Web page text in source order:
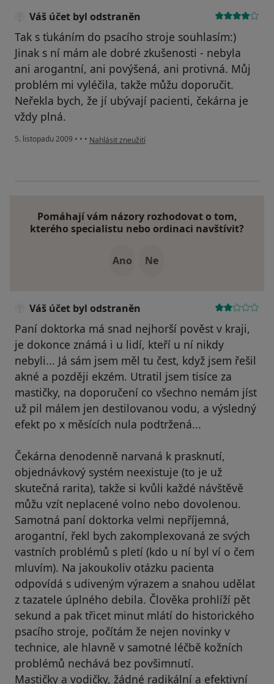
Váš účet byl odstraněn
Tak s ťukáním do psacího stroje souhlasím:)
Jinak s ní mám ale dobré zkušenosti - nebyla
ani arogantní, ani povýšená, ani protivná. Můj
problém mi vyléčila, takže můžu doporučit.
Neřekla bych, že jí ubývají pacienti, čekárna je
vždy plná.
5. listopadu 2009 • • • podle názoru uživatele Váš účet byl odstraněn
Nahlásit zneužití
Pomáhají vám názory rozhodovat o tom,
kterého specialistu nebo ordinaci navštívit?
Ano Ne
Váš účet byl odstraněn
Paní doktorka má snad nejhorší pověst v kraji,
je dokonce známá i u lidí, kteří u ní nikdy
nebyli... Já sám jsem měl tu čest, když jsem řešil
akné a později ekzém. Utratil jsem tisíce za
mastičky, na doporučení co všechno nemám jíst
už pil málem jen destilovanou vodu, a výsledný
efekt po x měsících nula podtržená...
Čekárna denodenně narvaná k prasknutí,
objednávkový systém neexistuje (to je už
skutečná rarita), takže si kvůli každé návštěvě
můžu vzít neplacené volno nebo dovolenou.
Samotná paní doktorka velmi nepříjemná,
arogantní, řekl bych zakomplexovaná ze svých
vastních problémů s pletí (kdo u ní byl ví o čem
mluvím). Na jakoukoliv otázku pacienta
odpovídá s udiveným výrazem a snahou udělat
z tazatele úplného debila. Člověka prohlíží pět
sekund a pak třicet minut mlátí do historického
psacího stroje, počítám že nejen novinky v
technice, ale hlavně v samotné léčbě kožních
problémů nechává bez povšimnutí.
Mastičky a vodičky, žádné radikální a efektivní